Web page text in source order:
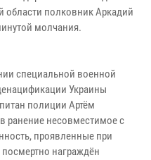
области полковник Аркадий
молчания.
специальной военной
Украины
полиции Артём
ранение несовместимое с
проявленные при
награждён